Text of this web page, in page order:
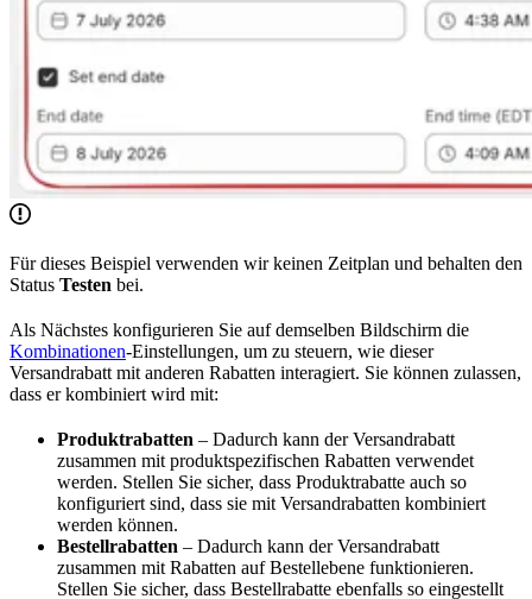
Für dieses Beispiel verwenden wir keinen Zeitplan und behalten den
Status Testen bei.
Als Nächstes konfigurieren Sie auf demselben Bildschirm die
Kombinationen-Einstellungen, um zu steuern, wie dieser
Versandrabatt mit anderen Rabatten interagiert. Sie können zulassen,
dass er kombiniert wird mit:
Produktrabatten – Dadurch kann der Versandrabatt
zusammen mit produktspezifischen Rabatten verwendet
werden. Stellen Sie sicher, dass Produktrabatte auch so
konfiguriert sind, dass sie mit Versandrabatten kombiniert
werden können.
Bestellrabatten – Dadurch kann der Versandrabatt
zusammen mit Rabatten auf Bestellebene funktionieren.
Stellen Sie sicher, dass Bestellrabatte ebenfalls so eingestellt